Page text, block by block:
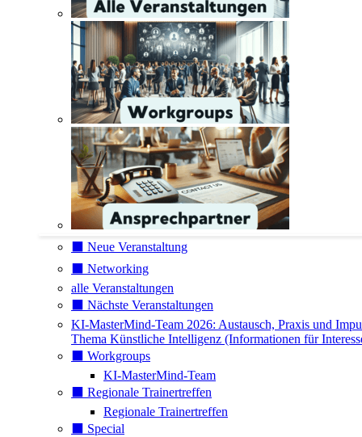
⬛️ Neue Veranstaltung
⬛️ Networking
alle Veranstaltungen
⬛️ Nächste Veranstaltungen
KI-MasterMind-Team 2026: Austausch, Praxis und
Thema Künstliche Intelligenz (Informationen für
⬛️ Workgroups
KI-MasterMind-Team
⬛️ Regionale Trainertreffen
Regionale Trainertreffen
⬛️ Special